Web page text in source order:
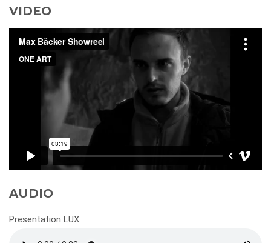
VIDEO
AUDIO
Presentation LUX